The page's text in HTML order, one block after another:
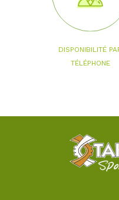
DISPONIBILITÉ
TÉLÉPHONE